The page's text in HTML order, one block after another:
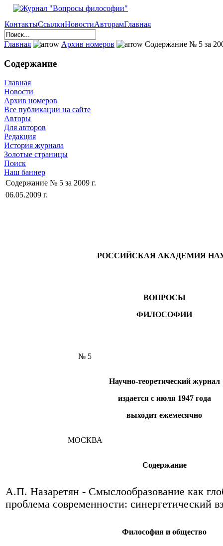
КонтактыСсылкиНовостиАвторамГлавная
Главная Архив номеров Содержание № 5 за
Содержание
Главная
Новости
Архив номеров
Все публикации на сайте
Авторы
Для авторов
Редакция
История журнала
Золотые страницы
Поиск
Наш баннер
Содержание № 5 за 2009 г.
06.05.2009 г.
РОССИЙСКАЯ АКАДЕМИЯ
ВОПРОСЫ
ФИЛОСОФИИ
№ 5
Научно-теоретический журнал
издается с июля 1947 года
выходит ежемесячно
МОСКВА
Содержание
А.П. Назаретян - Смыслообразование как
проблема современности: синергетический
Философия и общество